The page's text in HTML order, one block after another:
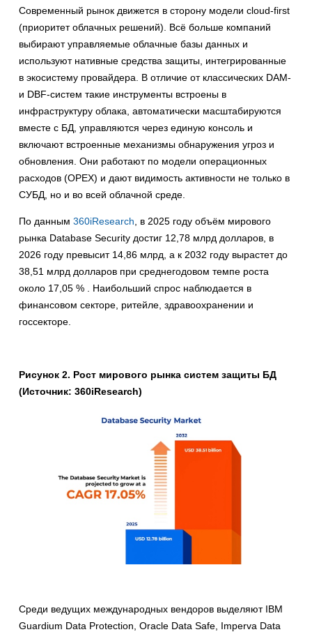
Современный рынок движется в сторону модели cloud‑first
(приоритет облачных решений). Всё больше компаний
выбирают управляемые облачные базы данных и
используют нативные средства защиты, интегрированные
в экосистему провайдера. В отличие от классических DAM-
и DBF-систем такие инструменты встроены в
инфраструктуру облака, автоматически масштабируются
вместе с БД, управляются через единую консоль и
включают встроенные механизмы обнаружения угроз и
обновления. Они работают по модели операционных
расходов (OPEX) и дают видимость активности не только в
СУБД, но и во всей облачной среде.
По данным 360iResearch , в 2025 году объём мирового
рынка Database Security достиг 12,78 млрд долларов, в
2026 году превысит 14,86 млрд, а к 2032 году вырастет до
38,51 млрд долларов при среднегодовом темпе роста
около 17,05 % . Наибольший спрос наблюдается в
финансовом секторе, ритейле, здравоохранении и
госсекторе.
Рисунок 2. Рост мирового рынка систем защиты БД
(Источник: 360iResearch)
Среди ведущих международных вендоров выделяют IBM
Guardium Data Protection, Oracle Data Safe, Imperva Data